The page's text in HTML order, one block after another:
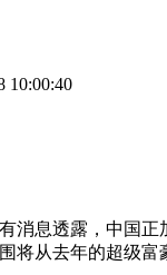
10:00:40
消息透露，中国正
将从去年的超级富